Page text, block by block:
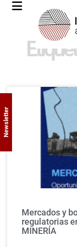
Mercados y
regulatorias
MINERÍA
Newsletter